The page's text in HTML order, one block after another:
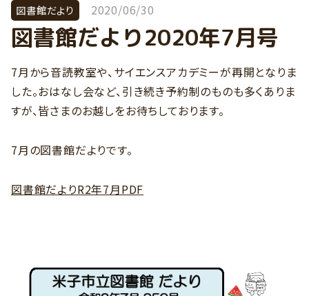
図書館だより 2020/06/30
図書館だより2020年7月号
7月から音読教室や、サイエンスアカデミーが再開となりま
した。おはなし会など、引き続き予約制のものも多くありま
すが、皆さまのお越しをお待ちしております。
7月の図書館だよりです。
図書館だよりR2年7月PDF